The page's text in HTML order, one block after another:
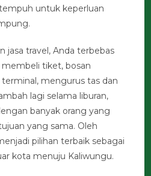
untuk keperluan
jasa travel, Anda terbebas
membeli tiket, bosan
mengurus tas dan
lagi selama liburan,
banyak orang yang
yang sama. Oleh
pilihan terbaik sebagai
kota menuju Kaliwungu.